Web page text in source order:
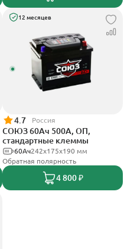
12 месяцев
4.7 Россия
СОЮЗ 60Ач 500А, ОП,
стандартные клеммы
242x175x190 мм
60Ач
Обратная полярность
4 800 ₽